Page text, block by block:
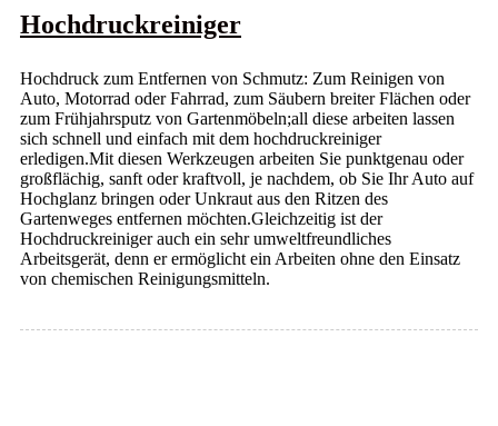
Hochdruckreiniger
Hochdruck zum Entfernen von Schmutz: Zum Reinigen von
Auto, Motorrad oder Fahrrad, zum Säubern breiter Flächen oder
zum Frühjahrsputz von Gartenmöbeln;all diese arbeiten lassen
sich schnell und einfach mit dem hochdruckreiniger
erledigen.Mit diesen Werkzeugen arbeiten Sie punktgenau oder
großflächig, sanft oder kraftvoll, je nachdem, ob Sie Ihr Auto auf
Hochglanz bringen oder Unkraut aus den Ritzen des
Gartenweges entfernen möchten.Gleichzeitig ist der
Hochdruckreiniger auch ein sehr umweltfreundliches
Arbeitsgerät, denn er ermöglicht ein Arbeiten ohne den Einsatz
von chemischen Reinigungsmitteln.